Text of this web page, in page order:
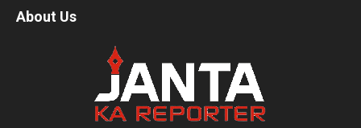
About Us